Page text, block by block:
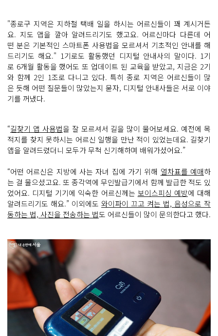
"종로구 지역은 지하철 택배 일을 하시는 어르신들이 꽤 계시거든
요. 지도 앱을 깔아 알려드리기도 했고요. 어르신마다 다른데 어
떤 분은 기본적인 스마트폰 사용법을 모르셔서 기초적인 안내를 해
드리기도 해요." 1기로도 활동했던 디지털 안내사의 말이다. 1기
로 6개월 활동을 했어도 또 업데이트 된 교육을 받았고, 지금은 2기
와 함께 2인 1조로 다니고 있다. 특히 종로 지역은 어르신들이 많
은 듯해 어떤 질문들이 많았는지 묻자, 디지털 안내사들은 서로 이야
기를 꺼냈다.
“길찾기 앱 사용법을 잘 모르셔서 길을 많이 물어보세요. 예전에 목
적지를 찾지 못하시는 어르신 일행을 만난 적이 있었는데요. 길찾기
앱을 알려드렸더니 모두가 무척 신기해하며 배워가셨어요.”
“어떤 어르신은 지방에 사는 자녀 집에 가기 위해 열차표를 예매하
는 걸 물으셨고요. 또 종각역에 무인발급기에서 함께 발급한 적도 있
었어요. 디지털 기기에 익숙한 어르신께는 보이스피싱 예방에 대해
알려드리기도 해요.” 이외에도 와이파이 끄고 켜는 법, 음성으로 작
동하는 법, 사진을 전송하는 법도 어르신들이 많이 문의한다고 했다.